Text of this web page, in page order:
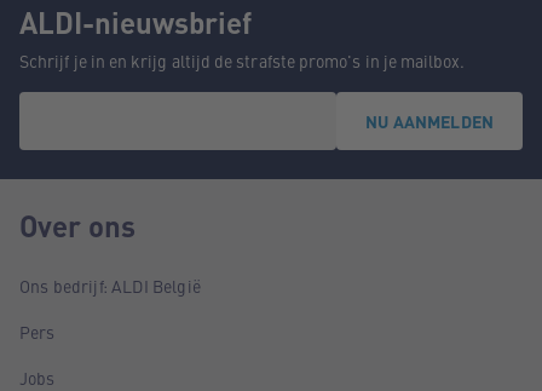
ALDI-nieuwsbrief
Schrijf je in en krijg altijd de strafste promo's in je mailbox.
NU AANMELDEN
Over ons
Ons bedrijf: ALDI België
Pers
Jobs